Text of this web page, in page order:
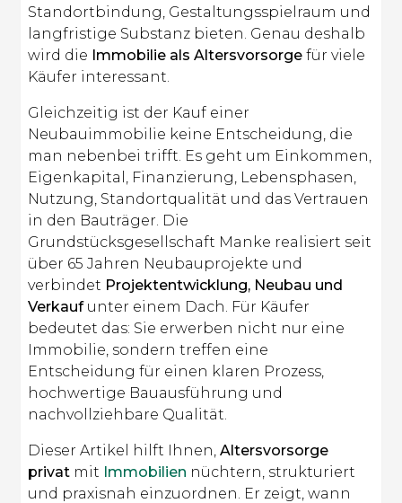
Standortbindung, Gestaltungsspielraum und
langfristige Substanz bieten. Genau deshalb
wird die Immobilie als Altersvorsorge für viele
Käufer interessant.
Gleichzeitig ist der Kauf einer
Neubauimmobilie keine Entscheidung, die
man nebenbei trifft. Es geht um Einkommen,
Eigenkapital, Finanzierung, Lebensphasen,
Nutzung, Standortqualität und das Vertrauen
in den Bauträger. Die
Grundstücksgesellschaft Manke realisiert seit
über 65 Jahren Neubauprojekte und
verbindet Projektentwicklung, Neubau und
Verkaufunter einem Dach. Für Käufer
bedeutet das: Sie erwerben nicht nur eine
Immobilie, sondern treffen eine
Entscheidung für einen klaren Prozess,
hochwertige Bauausführung und
nachvollziehbare Qualität.
Dieser Artikel hilft Ihnen,Altersvorsorge
privat mit Immobilien nüchtern, strukturiert
und praxisnah einzuordnen. Er zeigt, wann